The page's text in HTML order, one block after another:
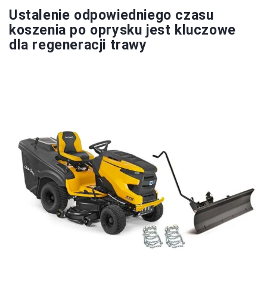
Ustalenie odpowiedniego czasu
koszenia po oprysku jest kluczowe
dla regeneracji trawy